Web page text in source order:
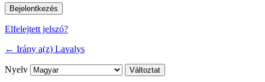
Elfelejtett jelszó?
← Irány a(z) Lavalys
Nyelv